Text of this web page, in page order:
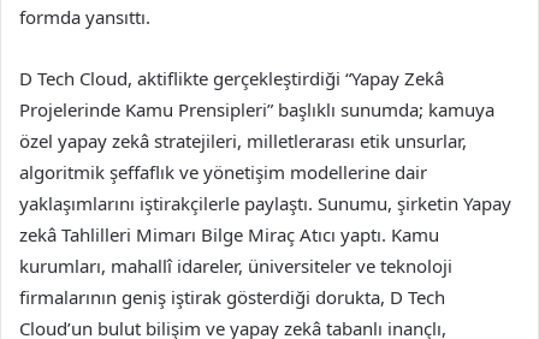
formda yansıttı.
D Tech Cloud, aktiflikte gerçekleştirdiği “Yapay Zekâ
Projelerinde Kamu Prensipleri” başlıklı sunumda; kamuya
özel yapay zekâ stratejileri, milletlerarası etik unsurlar,
algoritmik şeffaflık ve yönetişim modellerine dair
yaklaşımlarını iştirakçilerle paylaştı. Sunumu, şirketin Yapay
zekâ Tahlilleri Mimarı Bilge Miraç Atıcı yaptı. Kamu
kurumları, mahallî idareler, üniversiteler ve teknoloji
firmalarının geniş iştirak gösterdiği dorukta, D Tech
Cloud’un bulut bilişim ve yapay zekâ tabanlı inançlı,